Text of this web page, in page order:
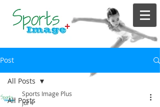
Post
All Posts
All Posts
Sports Image Plus
Jul 4